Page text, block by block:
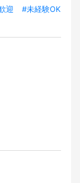
迎
#未経験OK
あり
充実